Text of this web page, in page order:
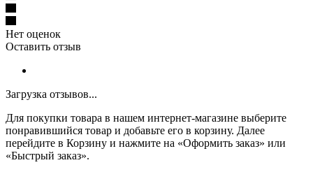
Нет оценок
Оставить отзыв
Загрузка отзывов...
Для покупки товара в нашем интернет-магазине выберите
понравившийся товар и добавьте его в корзину. Далее
перейдите в Корзину и нажмите на «Оформить заказ» или
«Быстрый заказ».